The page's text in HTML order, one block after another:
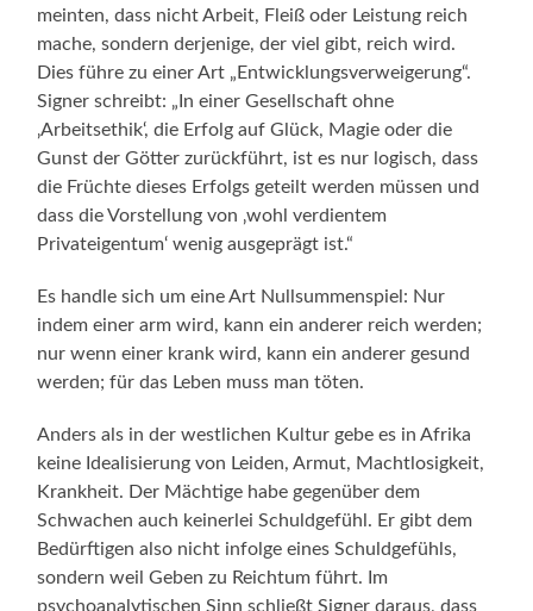
meinten, dass nicht Arbeit, Fleiß oder Leistung reich
mache, sondern derjenige, der viel gibt, reich wird.
Dies führe zu einer Art „Entwicklungsverweigerung“.
Signer schreibt: „In einer Gesellschaft ohne
‚Arbeitsethik‘, die Erfolg auf Glück, Magie oder die
Gunst der Götter zurückführt, ist es nur logisch, dass
die Früchte dieses Erfolgs geteilt werden müssen und
dass die Vorstellung von ‚wohl verdientem
Privateigentum‘ wenig ausgeprägt ist.“
Es handle sich um eine Art Nullsummenspiel: Nur
indem einer arm wird, kann ein anderer reich werden;
nur wenn einer krank wird, kann ein anderer gesund
werden; für das Leben muss man töten.
Anders als in der westlichen Kultur gebe es in Afrika
keine Idealisierung von Leiden, Armut, Machtlosigkeit,
Krankheit. Der Mächtige habe gegenüber dem
Schwachen auch keinerlei Schuldgefühl. Er gibt dem
Bedürftigen also nicht infolge eines Schuldgefühls,
sondern weil Geben zu Reichtum führt. Im
psychoanalytischen Sinn schließt Signer daraus, dass